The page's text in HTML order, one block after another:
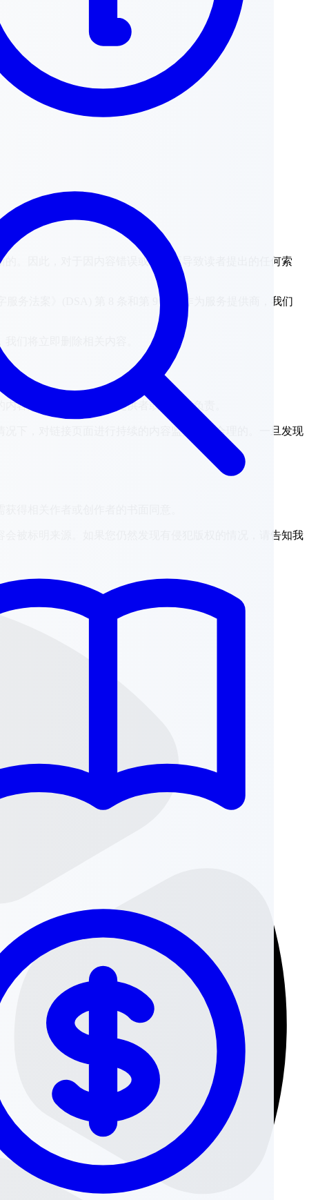
。因此，对于因内容错误或过时而导致读者提出的任何索
务法案》(DSA) 第 8 条和第 9 条，作为服务提供商，我们
容始终由相关页面的提供者或运营者负责。
下，对链接页面进行持续的内容监控是不合理的。一旦发现
被标明来源。如果您仍然发现有侵犯版权的情况，请告知我